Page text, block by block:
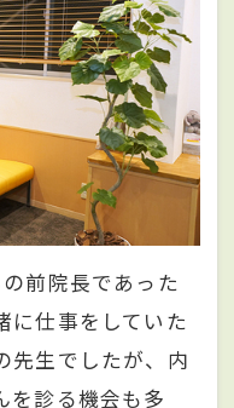
前院長であった
に仕事をしていた
先生でしたが、内
を診る機会も多